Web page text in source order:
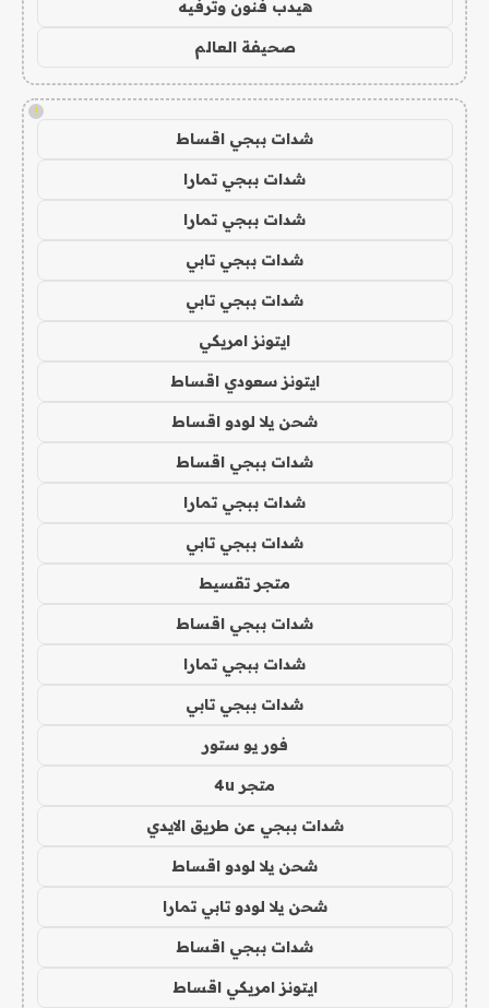
هيدب فنون وترفيه
صحيفة العالم
!
شدات ببجي اقساط
شدات ببجي تمارا
شدات ببجي تمارا
شدات ببجي تابي
شدات ببجي تابي
ايتونز امريكي
ايتونز سعودي اقساط
شحن يلا لودو اقساط
شدات ببجي اقساط
شدات ببجي تمارا
شدات ببجي تابي
متجر تقسيط
شدات ببجي اقساط
شدات ببجي تمارا
شدات ببجي تابي
فور يو ستور
متجر 4u
شدات ببجي عن طريق الايدي
شحن يلا لودو اقساط
شحن يلا لودو تابي تمارا
شدات ببجي اقساط
ايتونز امريكي اقساط